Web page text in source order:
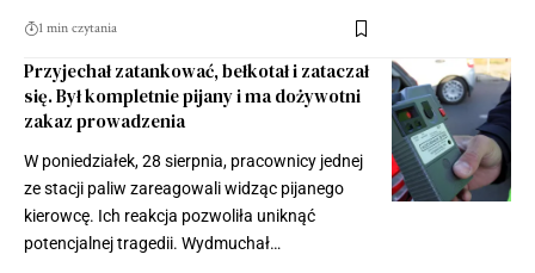
1 min czytania
Przyjechał zatankować, bełkotał i zataczał
się. Był kompletnie pijany i ma dożywotni
zakaz prowadzenia
W poniedziałek, 28 sierpnia, pracownicy jednej
ze stacji paliw zareagowali widząc pijanego
kierowcę. Ich reakcja pozwoliła uniknąć
potencjalnej tragedii. Wydmuchał…